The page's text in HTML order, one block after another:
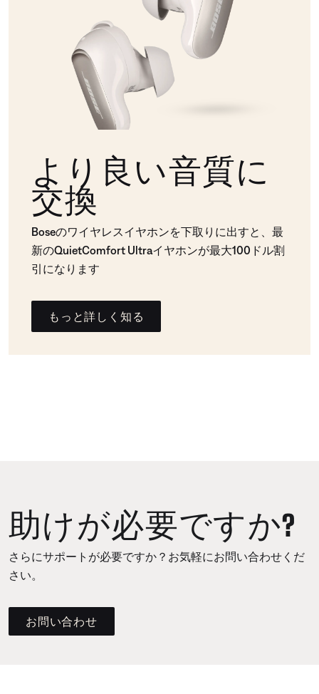
より良い音質に
交換
Boseのワイヤレスイヤホンを下取りに出すと、最
新のQuietComfort Ultraイヤホンが最大100ドル割
引になります
もっと詳しく知る
助けが必要ですか?
さらにサポートが必要ですか？お気軽にお問い合わせくだ
さい。
お問い合わせ